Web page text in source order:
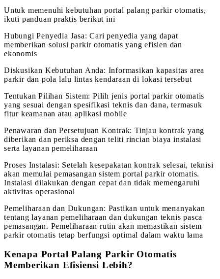
Untuk memenuhi kebutuhan portal palang parkir otomatis,
ikuti panduan praktis berikut ini
Hubungi Penyedia Jasa: Cari penyedia yang dapat
memberikan solusi parkir otomatis yang efisien dan
ekonomis
Diskusikan Kebutuhan Anda: Informasikan kapasitas area
parkir dan pola lalu lintas kendaraan di lokasi tersebut
Tentukan Pilihan Sistem: Pilih jenis portal parkir otomatis
yang sesuai dengan spesifikasi teknis dan dana, termasuk
fitur keamanan atau aplikasi mobile
Penawaran dan Persetujuan Kontrak: Tinjau kontrak yang
diberikan dan periksa dengan teliti rincian biaya instalasi
serta layanan pemeliharaan
Proses Instalasi: Setelah kesepakatan kontrak selesai, teknisi
akan memulai pemasangan sistem portal parkir otomatis.
Instalasi dilakukan dengan cepat dan tidak memengaruhi
aktivitas operasional
Pemeliharaan dan Dukungan: Pastikan untuk menanyakan
tentang layanan pemeliharaan dan dukungan teknis pasca
pemasangan. Pemeliharaan rutin akan memastikan sistem
parkir otomatis tetap berfungsi optimal dalam waktu lama
Kenapa Portal Palang Parkir Otomatis
Memberikan Efisiensi Lebih?